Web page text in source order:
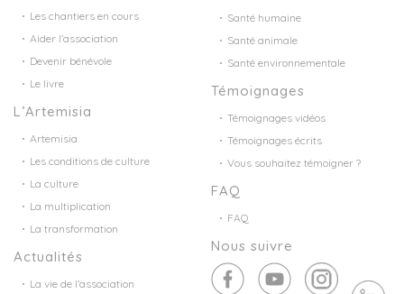
Les chantiers en cours
Aider l’association
Devenir bénévole
Le livre
L’Artemisia
Artemisia
Les conditions de culture
La culture
La multiplication
La transformation
Actualités
La vie de l’association
Santé humaine
Santé animale
Santé environnementale
Témoignages
Témoignages vidéos
Témoignages écrits
Vous souhaitez témoigner ?
FAQ
FAQ
Nous suivre